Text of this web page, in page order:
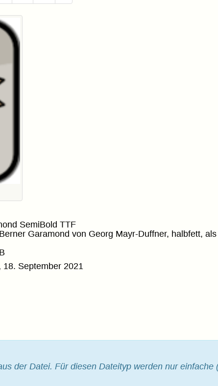
SemiBold TTF
Garamond von Georg Mayr-Duffner, halbfett,
18. September 2021
der Datei. Für diesen Dateityp werden nur einfache